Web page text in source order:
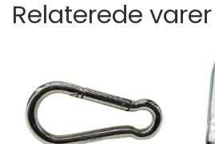
Relaterede varer